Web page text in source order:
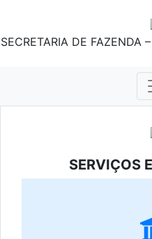
SECRETARIA DE FAZENDA
SERVIÇOS